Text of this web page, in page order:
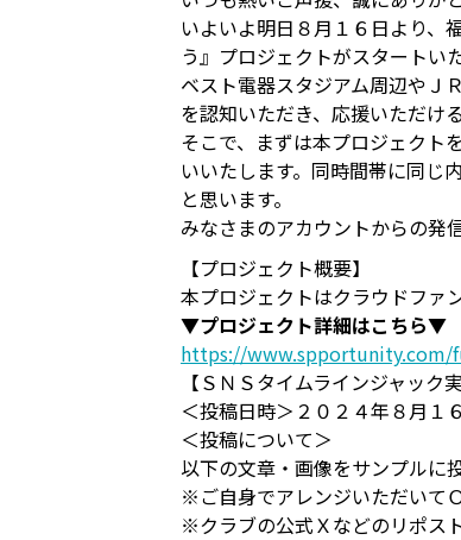
いよいよ明日８月１６日より、
う』プロジェクトがスタートい
ベスト電器スタジアム周辺やＪ
を認知いただき、応援いただけ
そこで、まずは本プロジェクト
いいたします。同時間帯に同じ
と思います。
みなさまのアカウントからの発
【プロジェクト概要】
本プロジェクトはクラウドファ
▼プロジェクト詳細はこちら▼
https://
【ＳＮＳタイムラインジャック
＜投稿日時＞２０２４年８月
＜投稿について＞
以下の文章・画像をサンプルに
※ご自身でアレンジいただいてＯ
※クラブの公式Ｘなどのリポス